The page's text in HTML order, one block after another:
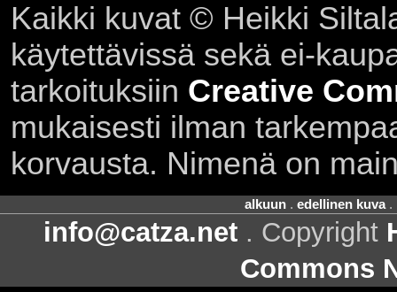
Kaikki kuvat © Heikki
käytettävissä sekä ei-
tarkoituksiin Creative
mukaisesti ilman
korvausta. Nimenä on
alkuun. edellinen kuva.
info@catza.net . Copyright
Commons